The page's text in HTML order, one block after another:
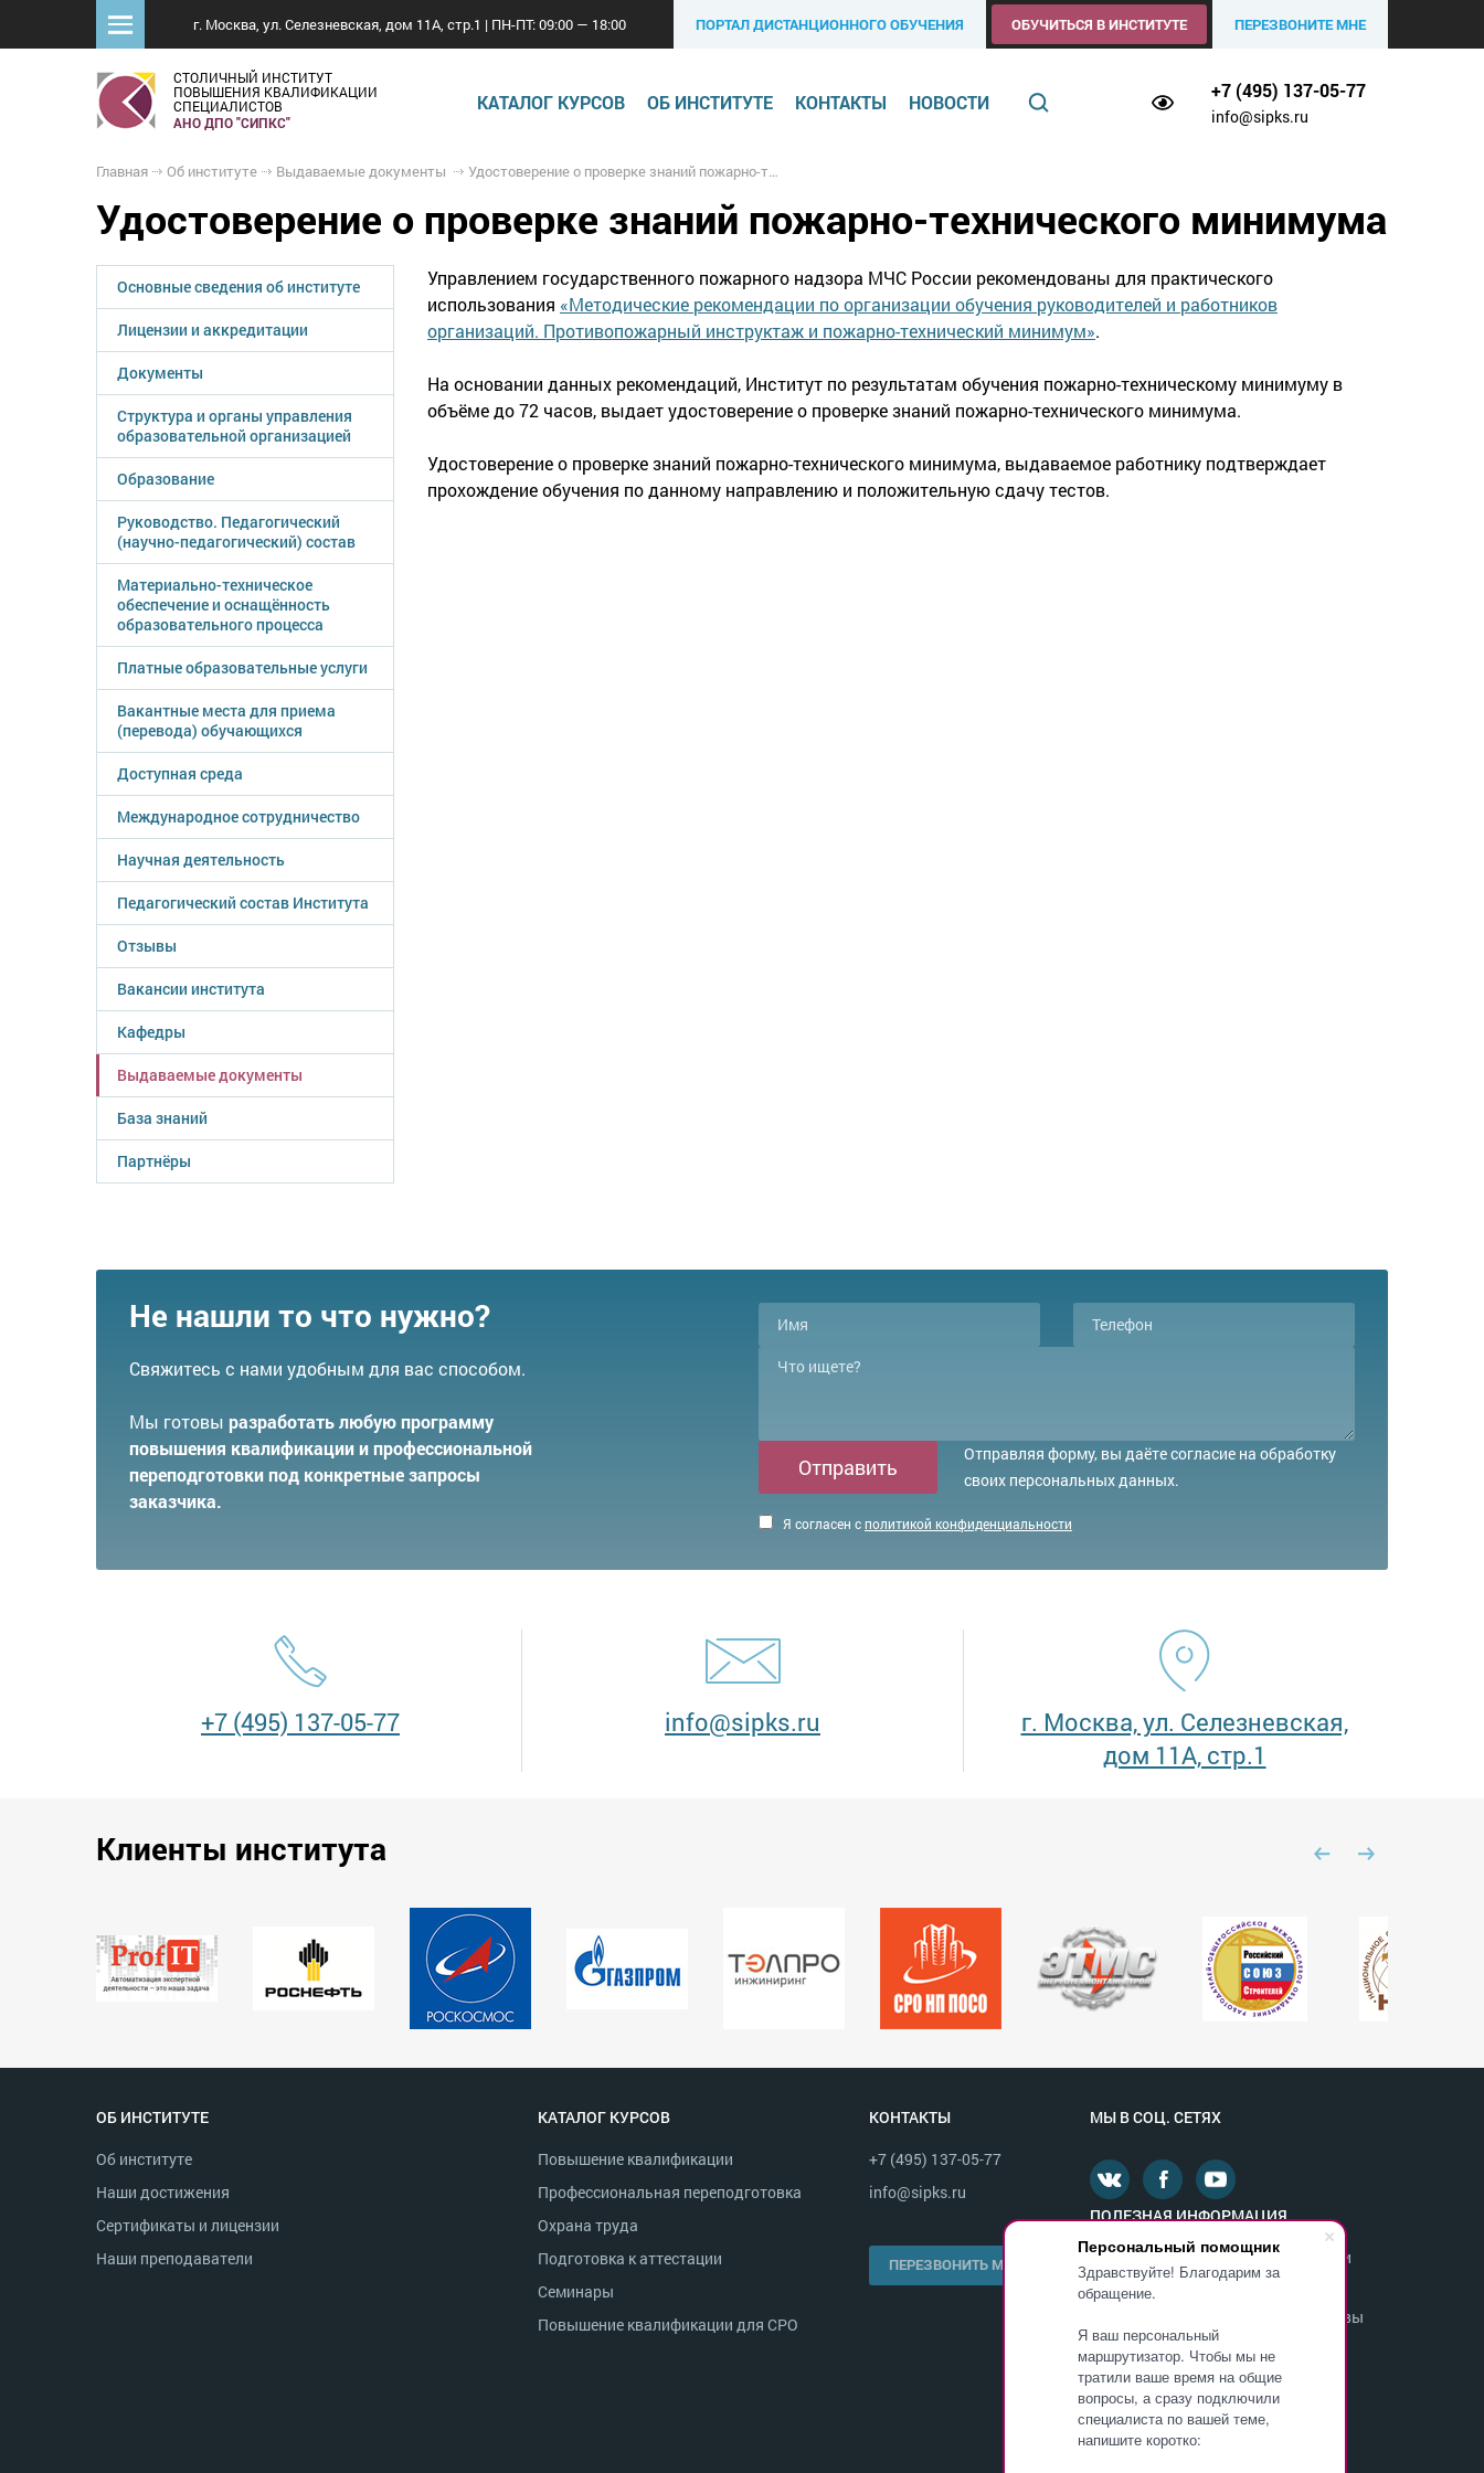
Персональный помощник
Здравствуйте! Благодарим за
обращение.
Я ваш персональный
маршрутизатор. Чтобы мы не
тратили ваше время на общие
вопросы, а сразу подключили
специалиста по вашей теме,
напишите коротко:
г. Москва, ул. Селезневская, дом 11А, стр.1 | ПН-ПТ: 09:00 — 18:00 ПОРТАЛ ДИСТАНЦИОННОГО ОБУЧЕНИЯ ОБУЧИТЬСЯ В ИНСТИТУТЕ ПЕРЕЗВОНИТЕ МНЕ
СТОЛИЧНЫЙ ИНСТИТУТ
ПОВЫШЕНИЯ КВАЛИФИКАЦИИ
СПЕЦИАЛИСТОВ
АНО ДПО "СИПКС"
КАТАЛОГ КУРСОВ ОБ ИНСТИТУТЕ КОНТАКТЫ НОВОСТИ
+7 (495) 137-05-77
info@sipks.ru
Главная Об институте Выдаваемые документы Удостоверение о проверке знаний пожарно-технического минимума
Удостоверение о проверке знаний пожарно-технического минимума
Управлением государственного пожарного надзора МЧС России рекомендованы для практического
использования «Методические рекомендации по организации обучения руководителей и работников
организаций. Противопожарный инструктаж и пожарно-технический минимум».
На основании данных рекомендаций, Институт по результатам обучения пожарно-техническому минимуму в
объёме до 72 часов, выдает удостоверение о проверке знаний пожарно-технического минимума.
Удостоверение о проверке знаний пожарно-технического минимума, выдаваемое работнику подтверждает
прохождение обучения по данному направлению и положительную сдачу тестов.
Основные сведения об институте
Лицензии и аккредитации
Документы
Структура и органы управления
образовательной организацией
Образование
Руководство. Педагогический
(научно-педагогический) состав
Материально-техническое
обеспечение и оснащённость
образовательного процесса
Платные образовательные услуги
Вакантные места для приема
(перевода) обучающихся
Доступная среда
Международное сотрудничество
Научная деятельность
Педагогический состав Института
Отзывы
Вакансии института
Кафедры
Выдаваемые документы
База знаний
Партнёры
Не нашли то что нужно?
Свяжитесь с нами удобным для вас способом.
Мы готовы разработать любую программу
повышения квалификации и профессиональной
переподготовки под конкретные запросы
заказчика.
Я согласен сполитикой конфиденциальности
Отправить
Отправляя форму, вы даёте согласие на обработку
своих персональных данных.
+7 (495) 137-05-77 info@sipks.ru
г. Москва, ул. Селезневская,
дом 11А, стр.1
Клиенты института
ОБ ИНСТИТУТЕ
Об институте
Наши достижения
Сертификаты и лицензии
Наши преподаватели
КАТАЛОГ КУРСОВ
Повышение квалификации
Профессиональная переподготовка
Охрана труда
Подготовка к аттестации
Семинары
Повышение квалификации для СРО
КОНТАКТЫ
+7 (495) 137-05-77
info@sipks.ru
ПЕРЕЗВОНИТЬ МНЕ
МЫ В СОЦ. СЕТЯХ
ПОЛЕЗНАЯ ИНФОРМАЦИЯ
Министерство образования и науки
России
Департамент образования г. Москвы
Федеральная служба по надзору в
сфере образования и науки
ОБУЧИТЬСЯ В ИНСТИТУТЕ